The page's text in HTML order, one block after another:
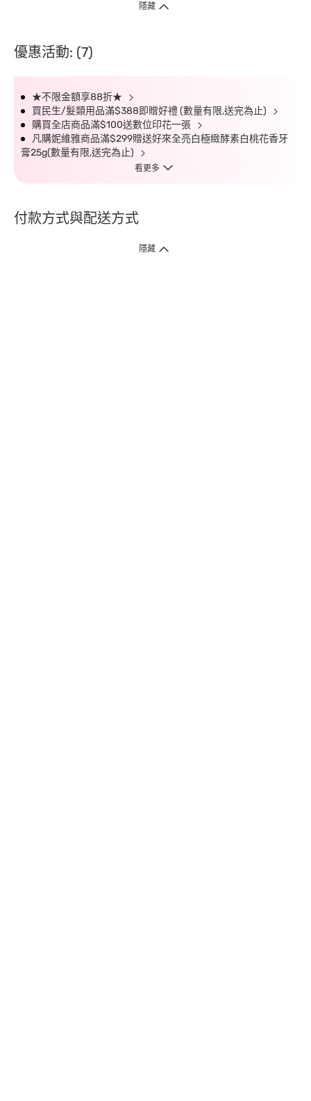
隱藏
優惠活動: (7)
★不限金額享88折★
買民生/髮類用品滿$388即贈好禮 (數量有限,送完為止)
購買全店商品滿$100送數位印花一張
凡購妮維雅商品滿$299贈送好來全亮白極緻酵素白桃花香牙
膏25g(數量有限,送完為止)
看更多
付款方式與配送方式
隱藏